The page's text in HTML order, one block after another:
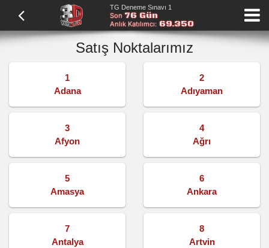
TG Deneme Sınavı 1
Son76 Gün
Anlık Katılımcı: 69.350
Satış Noktalarımız
1
Adana
2
Adıyaman
3
Afyon
4
Ağrı
5
Amasya
6
Ankara
7
Antalya
8
Artvin